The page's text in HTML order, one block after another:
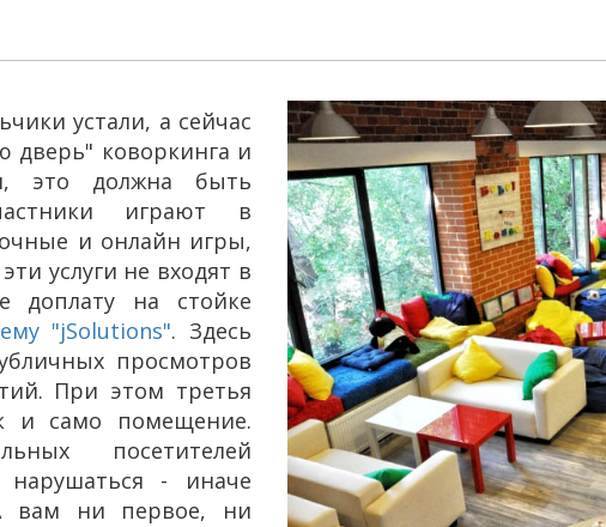
устали, а сейчас
дверь" коворкинга и
это должна быть
играют в
и онлайн игры,
услуги не входят в
доплату на стойке
"jSolutions". Здесь
просмотров
При этом третья
и само помещение.
посетителей
- иначе
А вам ни первое, ни